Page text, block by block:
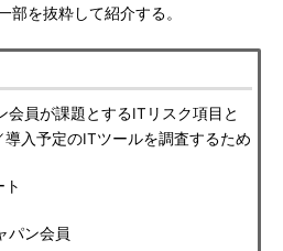
部を抜粋して紹介する。
会員が課題とするITリスク項目と
入予定のITツールを調査するため
パン会員